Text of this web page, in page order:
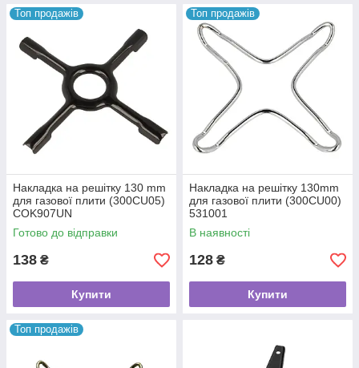
Топ продажів
Накладка на решітку 130 mm
для газової плити (300CU05)
COK907UN
Готово до відправки
138 ₴
Купити
Топ продажів
Накладка на решітку 130mm
для газової плити (300CU00)
531001
В наявності
128 ₴
Купити
Топ продажів